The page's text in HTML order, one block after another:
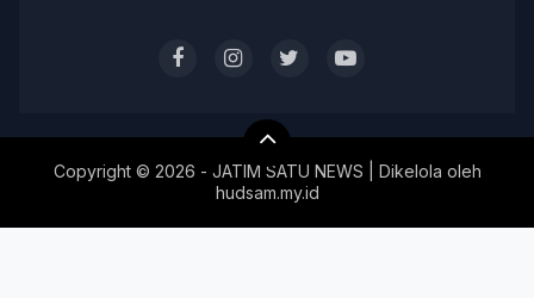
Copyright © 2026 - JATIM SATU NEWS | Dikelola oleh
hudsam.my.id